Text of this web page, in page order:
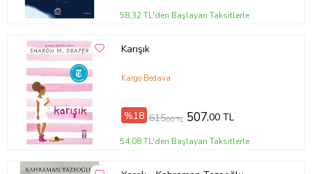
58,32 TL'den Başlayan Taksitlerle
Karışık
Kargo Bedava
%18 615,00 TL 507,00 TL
54,08 TL'den Başlayan Taksitlerle